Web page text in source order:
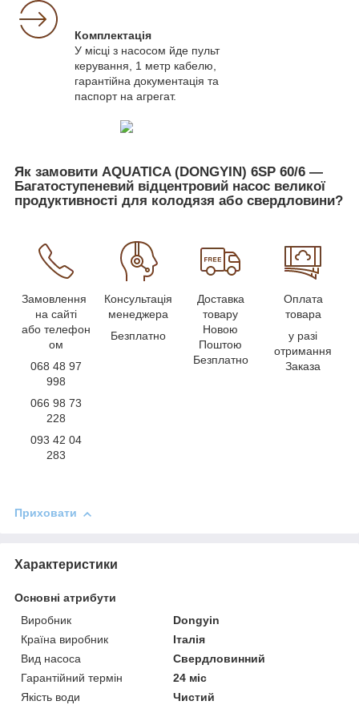
Комплектація
У місці з насосом йде пульт
керування, 1 метр кабелю,
гарантійна документація та
паспорт на агрегат.
Як замовити AQUATICA (DONGYIN) 6SP 60/6 —
Багатоступеневий відцентровий насос великої
продуктивності для колодязя або свердловини?
Замовлення
на сайті
або телефон
ом
068 48 97
998
066 98 73
228
093 42 04
283
Консультація
менеджера
Безплатно
Доставка
товару
Новою
Поштою
Безплатно
Оплата
товара
у разі
отримання
Заказа
Приховати
Характеристики
Основні атрибути
Виробник
Dongyin
Країна виробник
Італія
Вид насоса
Свердловинний
Гарантійний термін
24 міс
Якість води
Чистий